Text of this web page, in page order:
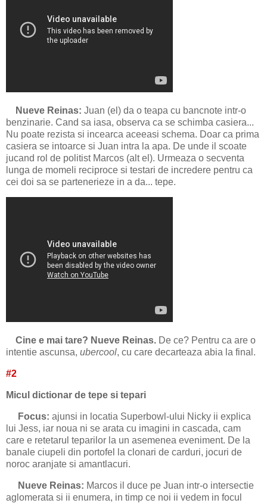
Nueve Reinas: Juan (el) da o teapa cu bancnote intr-o
benzinarie. Cand sa iasa, observa ca se schimba casiera...
Nu poate rezista si incearca aceeasi schema. Doar ca prima
casiera se intoarce si Juan intra la apa. De unde il scoate
jucand rol de politist Marcos (alt el). Urmeaza o secventa
lunga de momeli reciproce si testari de incredere pentru ca
cei doi sa se partenerieze in a da... tepe.
Cine e mai tare? Nueve Reinas. De ce? Pentru ca are o
intentie ascunsa, ubercool, cu care decarteaza abia la final.
#2
Micul dictionar de tepe si tepari
Focus: ajunsi in locatia Superbowl-ului Nicky ii explica
lui Jess, iar noua ni se arata cu imagini in cascada, cam
care e retetarul teparilor la un asemenea eveniment. De la
banale ciupeli din portofel la clonari de carduri, jocuri de
noroc aranjate si amantlacuri.
Nueve Reinas: Marcos il duce pe Juan intr-o intersectie
aglomerata si ii enumera, in timp ce noi ii vedem in focul